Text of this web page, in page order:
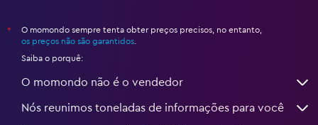
*
O momondo sempre tenta obter preços precisos, no entanto,
os preços não são garantidos
Saiba o porquê:
O momondo não é o vendedor
Nós reunimos toneladas de informações para você